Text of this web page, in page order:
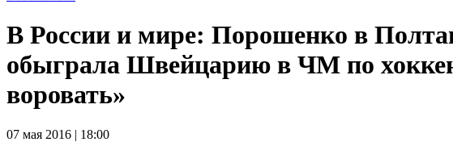
В России и мире: Порошенко в
обыграла Швейцарию в ЧМ по
воровать»
07 мая 2016 | 18:00